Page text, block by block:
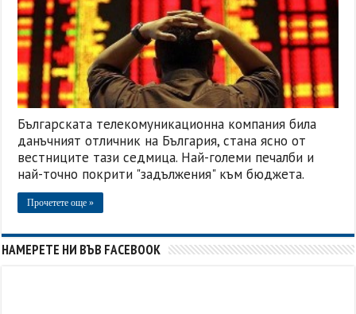
Българската телекомуникационна компания била
данъчният отличник на България, стана ясно от
вестниците тази седмица. Най-големи печалби и
най-точно покрити "задължения" към бюджета.
Прочетете още »
НАМЕРЕТЕ НИ ВЪВ FACEBOOK